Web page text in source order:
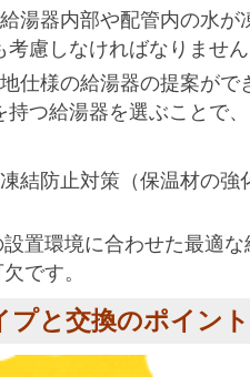
湯器内部や配管内の水が
慮しなければなりません
仕様の給湯器の提案がで
つ給湯器を選ぶことで、
結防止対策（保温材の
置環境に合わせた最適
です。
プと交換のポイント